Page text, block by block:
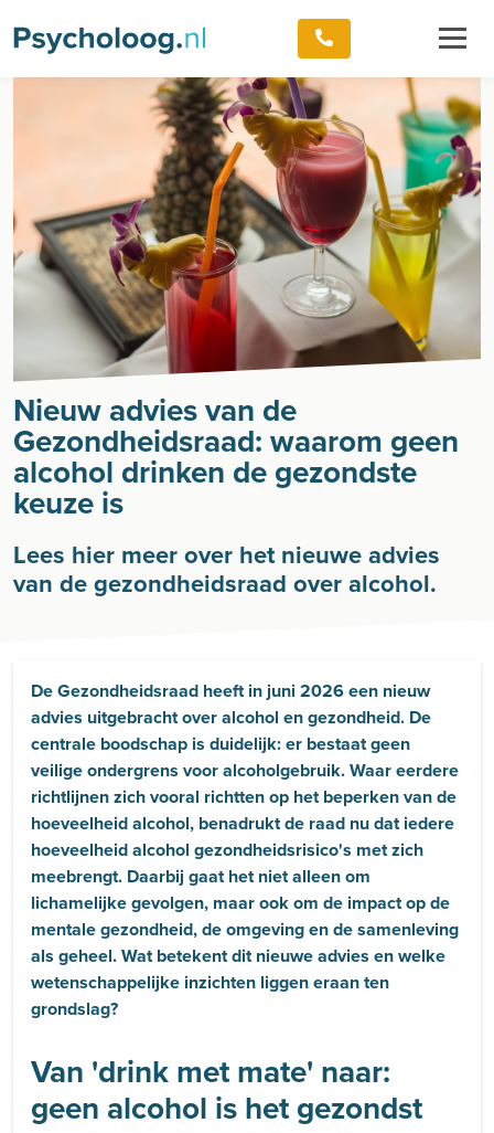
Nieuw advies van de
Gezondheidsraad: waarom geen
alcohol drinken de gezondste
keuze is
Lees hier meer over het nieuwe advies
van de gezondheidsraad over alcohol.
De Gezondheidsraad heeft in juni 2026 een nieuw
advies uitgebracht over alcohol en gezondheid. De
centrale boodschap is duidelijk: er bestaat geen
veilige ondergrens voor alcoholgebruik. Waar eerdere
richtlijnen zich vooral richtten op het beperken van de
hoeveelheid alcohol, benadrukt de raad nu dat iedere
hoeveelheid alcohol gezondheidsrisico's met zich
meebrengt. Daarbij gaat het niet alleen om
lichamelijke gevolgen, maar ook om de impact op de
mentale gezondheid, de omgeving en de samenleving
als geheel. Wat betekent dit nieuwe advies en welke
wetenschappelijke inzichten liggen eraan ten
grondslag?
Van 'drink met mate' naar:
geen alcohol is het gezondst